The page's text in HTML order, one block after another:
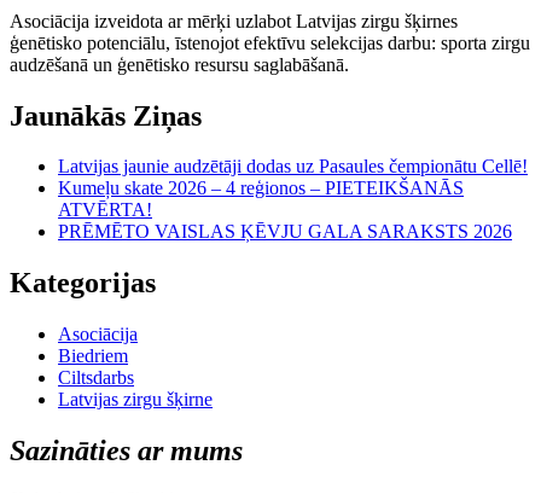
Asociācija izveidota ar mērķi uzlabot Latvijas zirgu šķirnes
ģenētisko potenciālu, īstenojot efektīvu selekcijas darbu: sporta zirgu
audzēšanā un ģenētisko resursu saglabāšanā.
Jaunākās Ziņas
Latvijas jaunie audzētāji dodas uz Pasaules čempionātu Cellē!
Kumeļu skate 2026 – 4 reģionos – PIETEIKŠANĀS
ATVĒRTA!
PRĒMĒTO VAISLAS ĶĒVJU GALA SARAKSTS 2026
Kategorijas
Asociācija
Biedriem
Ciltsdarbs
Latvijas zirgu šķirne
Sazināties ar mums